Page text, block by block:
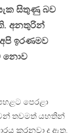
සිතුණු බව
අනතුරින්
ඉරණමව
නොව
පෙරළා
තවමත් යහතින්
කරනවා ද ඇත.